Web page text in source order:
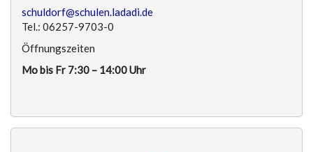
schuldorf@schulen.ladadi.de
Tel.: 06257-9703-0
Öffnungszeiten
Mo bis Fr 7:30 – 14:00 Uhr